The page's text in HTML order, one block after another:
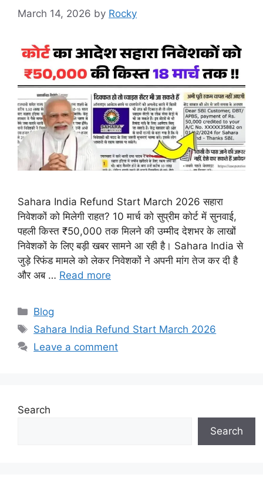
March 14, 2026 by Rocky
Sahara India Refund Start March 2026 सहारा
निवेशकों को मिलेगी राहत? 10 मार्च को सुप्रीम कोर्ट में सुनवाई,
पहली किस्त ₹50,000 तक मिलने की उम्मीद देशभर के लाखों
निवेशकों के लिए बड़ी खबर सामने आ रही है। Sahara India से
जुड़े रिफंड मामले को लेकर निवेशकों ने अपनी मांग तेज कर दी है
और अब … Read more
Categories
Blog
Tags
Sahara India Refund Start March 2026
Leave a comment
Search
Search